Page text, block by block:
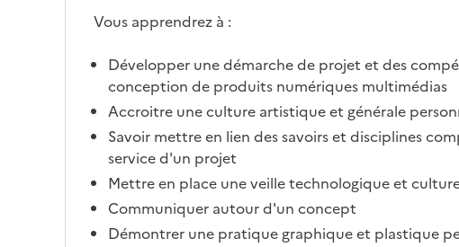
Vous apprendrez à :
Développer une démarche de projet et des
conception de produits numériques multimédias
Accroitre une culture artistique et générale
Savoir mettre en lien des savoirs et disciplines
service d'un projet
Mettre en place une veille technologique et
Communiquer autour d'un concept
Démontrer une pratique graphique et plastique